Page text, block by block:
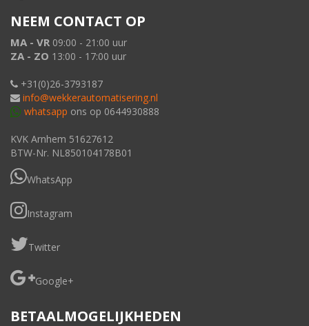
NEEM CONTACT OP
MA - VR 09:00 - 21:00 uur
ZA - ZO 13:00 - 17:00 uur
+31(0)26-3793187
info@wekkerautomatisering.nl
whatsapp ons op 0644930888
KVK Arnhem 51627612
BTW-Nr. NL850104178B01
WhatsApp
Instagram
Twitter
Google+
BETAALMOGELIJKHEDEN